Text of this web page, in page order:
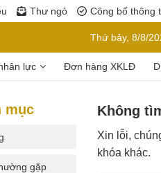
Thư ngỏ Công bố thông
Thứ bảy, 8/8/
lực Đơn hàng XKLĐ
mục
gặp
Không
Xin lỗi,
khóa khác.